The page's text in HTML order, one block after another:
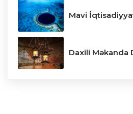
Mavi
Daxili Məkanda